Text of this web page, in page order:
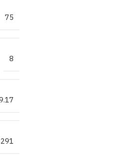
75
8